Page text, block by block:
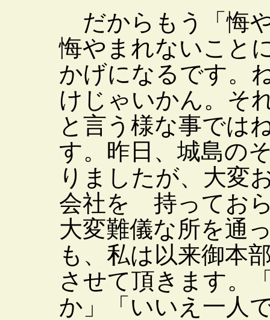
だからもう「悔
悔やまれないこと
かげになるです。
けじゃいかん。そ
と言う様な事では
す。昨日、城島の
りましたが、大変
会社を 持ってお
大変難儀な所を通
も、私は以来御本
させて頂きます。
か」「いいえ一人